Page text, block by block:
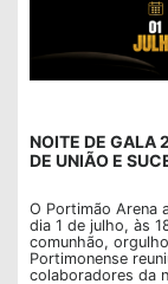
NOITE DE GALA
DE UNIÃO E
O Portimão Arena
dia 1 de julho, às
comunhão,
Portimonense
colaboradores da